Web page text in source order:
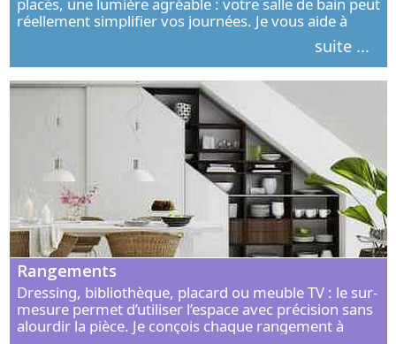
réellement simplifier vos journées. Je vous aide à
concevoir un espace élégant, confortable et adapté à
suite ...
Rangements
Dressing, bibliothèque, placard ou meuble TV : le sur-
mesure permet d’utiliser l’espace avec précision sans
alourdir la pièce. Je conçois chaque rangement à